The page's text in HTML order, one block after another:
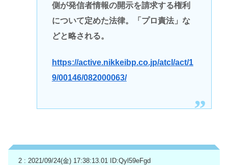
側が発信者情報の開示を請求する権利
について定めた法律。「プロ責法」な
どと略される。
https://active.nikkeibp.co.jp/atcl/act/1
9/00146/082000063/
2 : 2021/09/24(金) 17:38:13.01 ID:Qyl59eFgd